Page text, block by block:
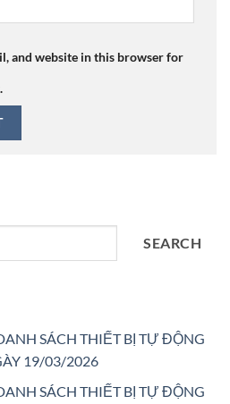
and website in this browser for
SEARCH
SÁCH THIẾT BỊ TỰ ĐỘNG
19/03/2026
SÁCH THIẾT BỊ TỰ ĐỘNG